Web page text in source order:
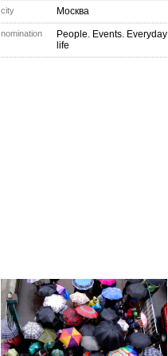
city Москва
nomination
People. Events. Everyday
life